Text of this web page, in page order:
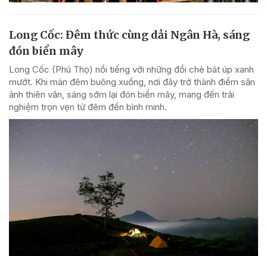
Long Cốc: Đêm thức cùng dải Ngân Hà, sáng
đón biển mây
Long Cốc (Phú Thọ) nổi tiếng với những đồi chè bát úp xanh
mướt. Khi màn đêm buông xuống, nơi đây trở thành điểm săn
ảnh thiên văn, sáng sớm lại đón biển mây, mang đến trải
nghiệm trọn vẹn từ đêm đến bình minh.